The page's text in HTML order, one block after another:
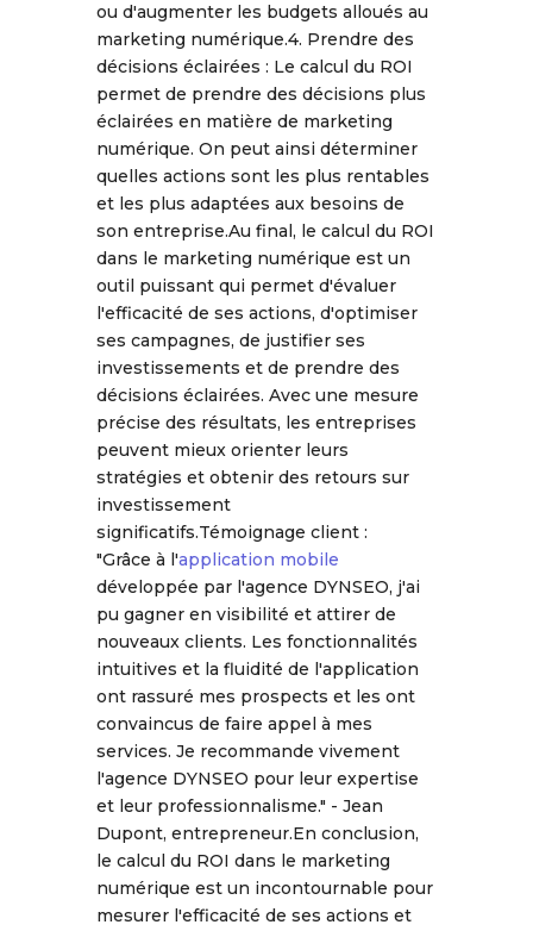
ou d'augmenter les budgets alloués au
marketing numérique.4. Prendre des
décisions éclairées : Le calcul du ROI
permet de prendre des décisions plus
éclairées en matière de marketing
numérique. On peut ainsi déterminer
quelles actions sont les plus rentables
et les plus adaptées aux besoins de
son entreprise.Au final, le calcul du ROI
dans le marketing numérique est un
outil puissant qui permet d'évaluer
l'efficacité de ses actions, d'optimiser
ses campagnes, de justifier ses
investissements et de prendre des
décisions éclairées. Avec une mesure
précise des résultats, les entreprises
peuvent mieux orienter leurs
stratégies et obtenir des retours sur
investissement
significatifs.Témoignage client :
"Grâce à l'application mobile
développée par l'agence DYNSEO, j'ai
pu gagner en visibilité et attirer de
nouveaux clients. Les fonctionnalités
intuitives et la fluidité de l'application
ont rassuré mes prospects et les ont
convaincus de faire appel à mes
services. Je recommande vivement
l'agence DYNSEO pour leur expertise
et leur professionnalisme." - Jean
Dupont, entrepreneur.En conclusion,
le calcul du ROI dans le marketing
numérique est un incontournable pour
mesurer l'efficacité de ses actions et